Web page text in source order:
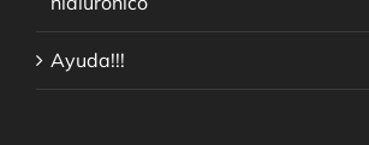
Ayuda!!!